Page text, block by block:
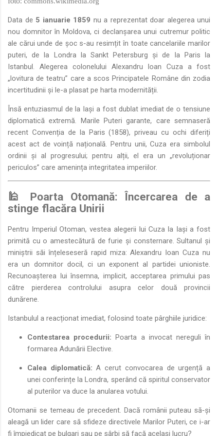
Data de 5 ianuarie 1859 nu a reprezentat doar alegerea unui
nou domnitor în Moldova, ci declanșarea unui cutremur politic
ale cărui unde de șoc s-au resimțit în toate cancelariile marilor
puteri, de la Londra la Sankt Petersburg și de la Paris la
Istanbul. Alegerea colonelului Alexandru Ioan Cuza a fost
„lovitura de teatru” care a scos Principatele Române din zodia
incertitudinii și le-a plasat pe harta modernității.
Însă entuziasmul de la Iași a fost dublat imediat de o tensiune
diplomatică extremă. Marile Puteri garante, care semnaseră
recent Convenția de la Paris (1858), priveau cu ochi diferiți
acest act de voință națională. Pentru unii, Cuza era simbolul
ordinii și al progresului; pentru alții, el era un „revoluționar
periculos” care amenința integritatea imperiilor.
🕌 Poarta Otomană: Încercarea de a
stinge flacăra Unirii
Pentru Imperiul Otoman, vestea alegerii lui Cuza la Iași a fost
primită cu o amestecătură de furie și consternare. Sultanul și
miniștrii săi înțeleseseră rapid miza: Alexandru Ioan Cuza nu
era un domnitor docil, ci un exponent al partidei unioniste.
Recunoașterea lui însemna, implicit, acceptarea primului pas
către pierderea controlului asupra celor două provincii
dunărene.
Istanbulul a reacționat imediat, folosind toate pârghiile juridice:
Contestarea procedurii: Poarta a invocat nereguli în
formarea Adunării Elective.
Calea diplomatică: A cerut convocarea de urgență a
unei conferințe la Londra, sperând că spiritul conservator
al puterilor va duce la anularea votului.
Otomanii se temeau de precedent. Dacă românii puteau să-și
aleagă un lider care să sfideze directivele Marilor Puteri, ce i-ar
fi împiedicat pe bulgari sau pe sârbi să facă același lucru?